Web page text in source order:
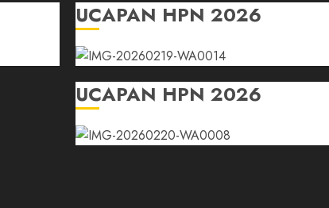
UCAPAN HPN 2026
UCAPAN HPN 2026